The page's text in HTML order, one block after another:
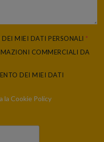
MIEI DATI PERSONALI *
COMMERCIALI DA
DEI MIEI DATI
laCookie Policy